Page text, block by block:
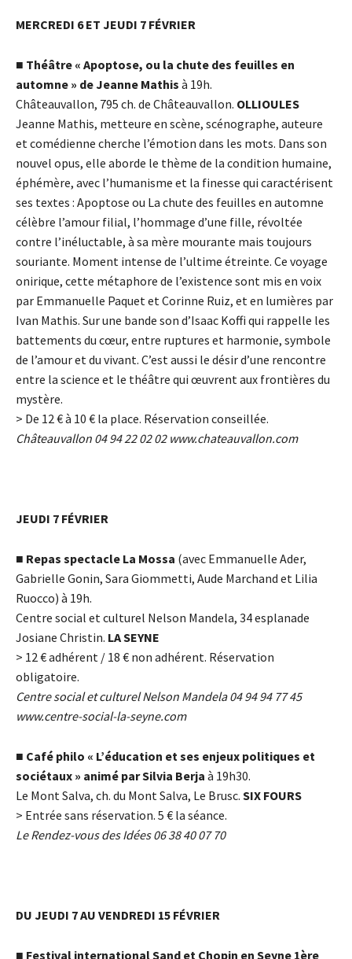
MERCREDI 6 ET JEUDI 7 FÉVRIER
■ Théâtre « Apoptose, ou la chute des feuilles en
automne » de Jeanne Mathis à 19h.
Châteauvallon, 795 ch. de Châteauvallon. OLLIOULES
Jeanne Mathis, metteure en scène, scénographe, auteure
et comédienne cherche l’émotion dans les mots. Dans son
nouvel opus, elle aborde le thème de la condition humaine,
éphémère, avec l’humanisme et la finesse qui caractérisent
ses textes : Apoptose ou La chute des feuilles en automne
célèbre l’amour filial, l’hommage d’une fille, révoltée
contre l’inéluctable, à sa mère mourante mais toujours
souriante. Moment intense de l’ultime étreinte. Ce voyage
onirique, cette métaphore de l’existence sont mis en voix
par Emmanuelle Paquet et Corinne Ruiz, et en lumières par
Ivan Mathis. Sur une bande son d’Isaac Koffi qui rappelle les
battements du cœur, entre ruptures et harmonie, symbole
de l’amour et du vivant. C’est aussi le désir d’une rencontre
entre la science et le théâtre qui œuvrent aux frontières du
mystère.
> De 12 €à 10 € la place. Réservation conseillée.
Châteauvallon 04 94 22 02 02 www.chateauvallon.com
JEUDI 7 FÉVRIER
■ Repas spectacle La Mossa (avec Emmanuelle Ader,
Gabrielle Gonin, Sara Giommetti, Aude Marchand et Lilia
Ruocco) à 19h.
Centre social et culturel Nelson Mandela, 34 esplanade
Josiane Christin. LA SEYNE
> 12 €adhérent / 18 € non adhérent. Réservation
obligatoire.
Centre social et culturel Nelson Mandela 04 94 94 77 45
www.centre-social-la-seyne.com
■ Café philo « L’éducation et ses enjeux politiques et
sociétaux » animé par Silvia Berja à 19h30.
Le Mont Salva, ch. du Mont Salva, Le Brusc. SIX FOURS
> Entrée sans réservation. 5 € la séance.
Le Rendez-vous des Idées 06 38 40 07 70
DU JEUDI 7 AU VENDREDI 15 FÉVRIER
■ Festival international Sand et Chopin en Seyne 1ère